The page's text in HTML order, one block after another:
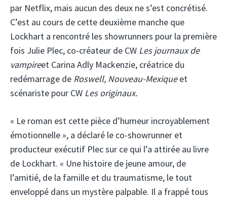
par Netflix, mais aucun des deux ne s’est concrétisé.
C’est au cours de cette deuxième manche que
Lockhart a rencontré les showrunners pour la première
fois Julie Plec, co-créateur de CW Les journaux de
vampireet Carina Adly Mackenzie, créatrice du
redémarrage de Roswell, Nouveau-Mexiqueet
scénariste pour CW Les originaux.
« Le roman est cette pièce d’humeur incroyablement
émotionnelle », a déclaré le co-showrunner et
producteur exécutif Plec sur ce qui l’a attirée au livre
de Lockhart. « Une histoire de jeune amour, de
l’amitié, de la famille et du traumatisme, le tout
enveloppé dans un mystère palpable. Il a frappé tous